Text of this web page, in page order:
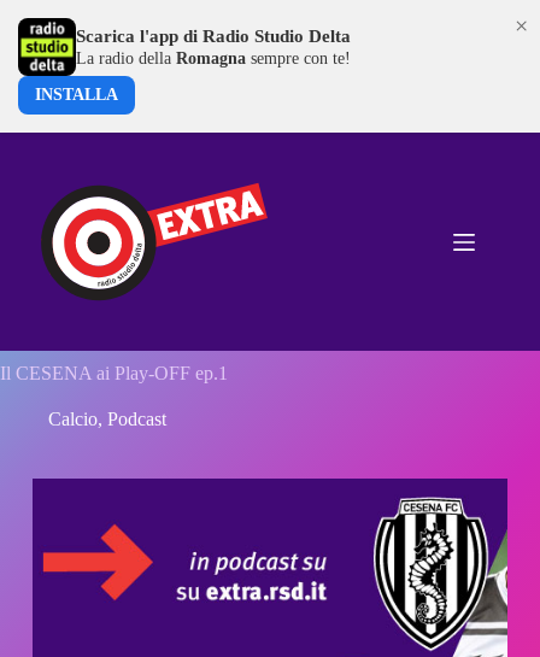
Il CESENA ai Play-OFF ep.1
Calcio, Podcast
×
Scarica l'app di Radio Studio Delta
La radio della Romagna sempre con te!
INSTALLA